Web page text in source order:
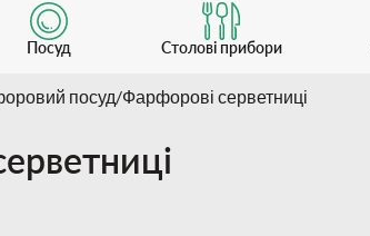
Посуд Столові прибори
посуд Фарфорові серветниці